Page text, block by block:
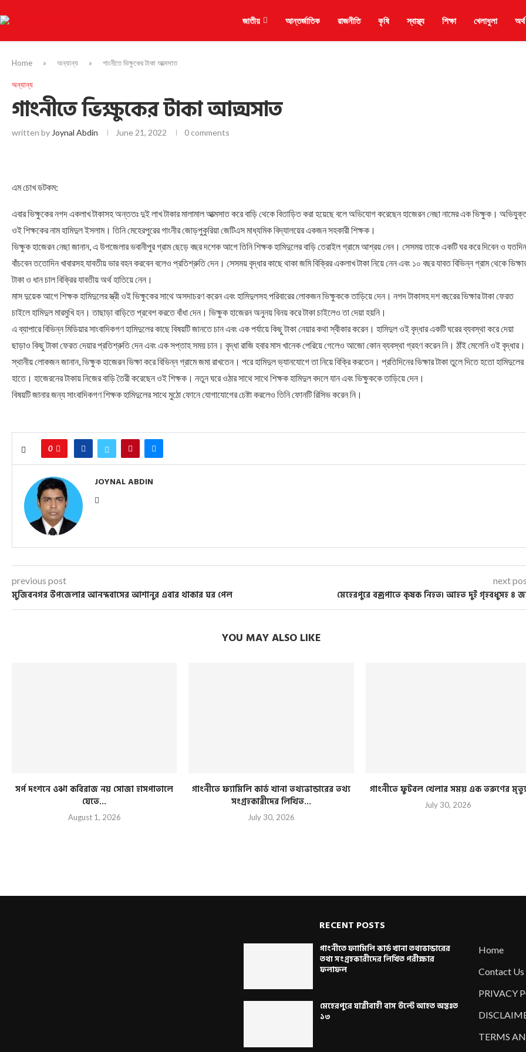
জাতীয় আন্তর্জাতিক রাজনীতি কৃষি স্বাস্থ্য শিক্ষা খেলাধুলা
Home » অন্যান্য » গাংনীতে ভিক্ষুকের টাকা আত্মসাত
অন্যান্য
গাংনীতে ভিক্ষুকের টাকা আত্মসাত
written by Joynal Abdin June 21, 2022 0 comments
এম চোখ ডটকম:
এবার ভিক্ষুকের নগদ একলাখ টাকাসহ অন্ততঃ দুই লাখ টাকার মালামাল আত্মসাত করে বাড়ি থেকে বিতাড়িত করা হয়েছে বলে অভিযোগ করেছেন হাজেরন নেছা নামের এক ভিক্ষুক।
ওই শিক্ষকের নাম হামিদুল ইসলাম। তিনি মেহেরপুরের গাংনীর জোড়পুকুরিয়া জেটিএস মাধ্যমিক বিদ্যালয়ের একজন সহকারী শিক্ষক।
ভিক্ষুক হাজেরন নেছা জানান, এ উপজেলার ভবানীপুর গ্রাম ছেড়ে বছর দশেক আগে তিনি শিক্ষক হামিদুলের বাড়ি তেরাইল গ্রামে আশ্রয় নেন। সেসময় তাকে একটি ঘর করে দিবেন ও যতদিন
বাঁচবেন ততোদিন খাবারসহ যাবতীয় ভার বহন করবেন বলেও প্রতিশ্রুতি দেন। সেসময় বৃদ্ধার কাছে থাকা জমি বিক্রির একলাখ টাকা নিয়ে নেন এবং ১০ বছর যাবত বিভিন্ন গ্রাম থেকে
টাকা ও ধান চাল বিক্রির যাবতীয় অর্থ হাতিয়ে নেন।
মাস দুয়েক আগে শিক্ষক হামিদুলের স্ত্রী ওই ভিক্ষুকের সাথে অসদাচরণ করেন এবং হামিদুলসহ পরিবারের লোকজন ভিক্ষুককে তাড়িয়ে দেন। নগদ টাকাসহ দশ বছরের ভিক্ষার টাকা ফেরত
চাইলে হামিদুল মারমুখি হন। তাছাড়া বাড়িতে প্রবেশ করতে বাঁধা দেন। ভিক্ষুক হাজেরন অনুনয় বিনয় করে টাকা চাইলেও তা দেয়া হয়নি।
এ ব্যাপারে বিভিন্ন মিডিয়ার সাংবাদিকগণ হামিদুলের কাছে বিষয়টি জানতে চান এবং এক পর্যায়ে কিছু টাকা নেয়ার কথা স্বীকার করেন। হামিদুল ওই বৃদ্ধার একটি ঘরের ব্যবস্থা করে দেয়া
ছাড়াও কিছু টাকা ফেরত দেয়ার প্রতিশ্রুতি দেন এবং এক সপ্তাহ সময় চান। বৃদ্ধা রাজি হবার মাস খানেক পেরিয়ে গেলেও আজো কোন ব্যবস্থা গ্রহণ করেন নি। ঠাঁই মেলেনি ওই বৃদ্ধার।
স্থানীয় লোকজন জানান, ভিক্ষুক হাজেরন ভিক্ষা করে বিভিন্ন গ্রামে জমা রাখতেন। পরে হামিদুল ভ্যানযোগে তা নিয়ে বিক্রি করতেন। প্রতিদিনের ভিক্ষার টাকা তুলে দিতে হতো হামিদুলের
হাতে। হাজেরনের টাকায় নিজের বাড়ি তৈরী করেছেন ওই শিক্ষক। নতুন ঘরে ওঠার সাথে সাথে শিক্ষক হামিদুল বদলে যান এবং ভিক্ষুককে তাড়িয়ে দেন।
বিষয়টি জানার জন্য সাংবাদিকগণ শিক্ষক হামিদুলের সাথে মুঠো ফোনে যোগাযোগের চেষ্টা করলেও তিনি ফোনটি রিসিভ করেন নি।
0
JOYNAL ABDIN
previous post
মুজিবনগর উপজেলার আনন্দবাসের আশানুর এবার থাকার ঘর পেল
next
মেহেরপুরে বজ্রপাতে কৃষক নিহত। আহত দুই গৃহবধুসহ ৪
YOU MAY ALSO LIKE
সর্প দংশনে ওঝা কবিরাজ নয় সোজা হাসপাতালে
যেতে...
August 1, 2026
গাংনীতে ফ্যামিলি কার্ড খানা তথ্যভান্ডারের তথ্য
সংগ্রহকারীদের লিখিত...
July 30, 2026
গাংনীতে ফুটবল খেলার সময় এক তরুণের মৃত্যু
July 30, 2026
RECENT POSTS
গাংনীতে ফ্যামিলি কার্ড খানা তথ্যভান্ডারের
তথ্য সংগ্রহকারীদের লিখিত পরীক্ষার
ফলাফল
মেহেরপুরে যাত্রীবাহী বাস উল্টে আহত অন্তঃত
১৩
Home
Contact Us
PRIVACY
TERMS